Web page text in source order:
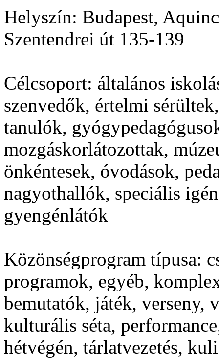
Helyszín: Budapest,
Szentendrei út 135-139
Célcsoport: általános
szenvedők, értelmi
tanulók,
mozgáskorlátozottak,
önkéntesek, óvodások,
nagyothallók, speciális
gyengénlátók
Közönségprogram típusa:
programok, egyéb,
bemutatók, játék, verseny,
kulturális séta,
hétvégén, tárlatvezetés,